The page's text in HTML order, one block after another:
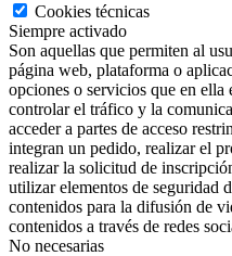
Cookies técnicas
Siempre activado
Son aquellas que permiten al
página web, plataforma o
opciones o servicios que en
controlar el tráfico y la
acceder a partes de acceso
integran un pedido, realizar el
realizar la solicitud de
utilizar elementos de seguridad
contenidos para la difusión de
contenidos a través de redes
No necesarias